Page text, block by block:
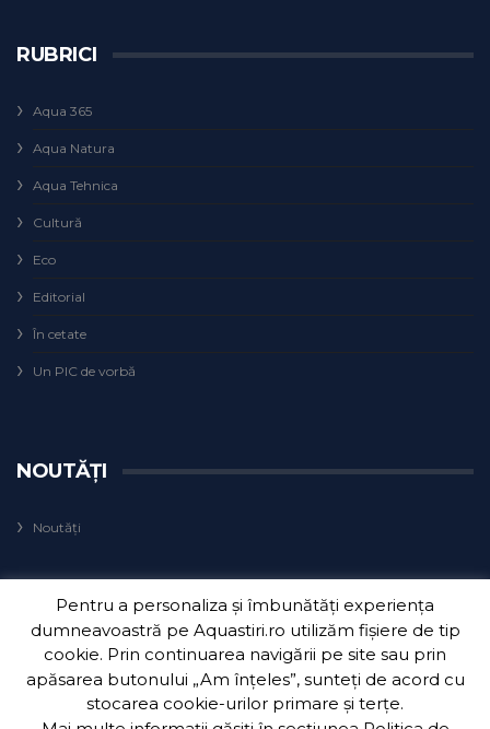
RUBRICI
Aqua 365
Aqua Natura
Aqua Tehnica
Cultură
Eco
Editorial
În cetate
Un PIC de vorbă
NOUTĂȚI
Noutăți
Copyright 2018 Aquatim S.A.| Dezvoltat de 3Waves Net
Pentru a personaliza și îmbunătăți experiența
dumneavoastră pe Aquastiri.ro utilizăm fișiere de tip
cookie. Prin continuarea navigării pe site sau prin
apăsarea butonului „Am înțeles”, sunteți de acord cu
stocarea cookie-urilor primare și terțe.